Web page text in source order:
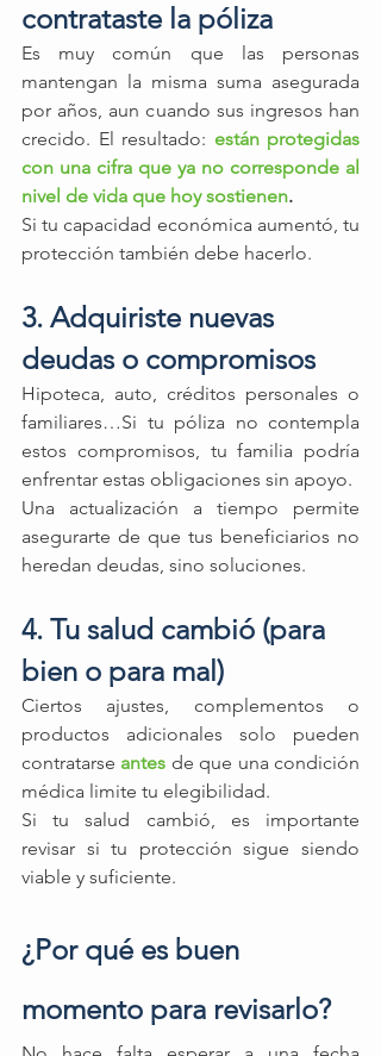
contrataste la póliza
Es muy común que las personas
mantengan la misma suma asegurada
por años, aun cuando sus ingresos han
crecido. El resultado: están protegidas
con una cifra que ya no corresponde al
nivel de vida que hoy sostienen.
Si tu capacidad económica aumentó, tu
protección también debe hacerlo.
3. Adquiriste nuevas
deudas o compromisos
Hipoteca, auto, créditos personales o
familiares…Si tu póliza no contempla
estos compromisos, tu familia podría
enfrentar estas obligaciones sin apoyo.
Una actualización a tiempo permite
asegurarte de que tus beneficiarios no
heredan deudas, sino soluciones.
4. Tu salud cambió (para
bien o para mal)
Ciertos ajustes, complementos o
productos adicionales solo pueden
contratarse antes de que una condición
médica limite tu elegibilidad.
Si tu salud cambió, es importante
revisar si tu protección sigue siendo
viable y suficiente.
¿Por qué es buen
momento para revisarlo?